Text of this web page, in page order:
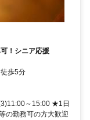
！シニア応援
歩5分
～15:00 ★1日
の勤務可の方大歓迎